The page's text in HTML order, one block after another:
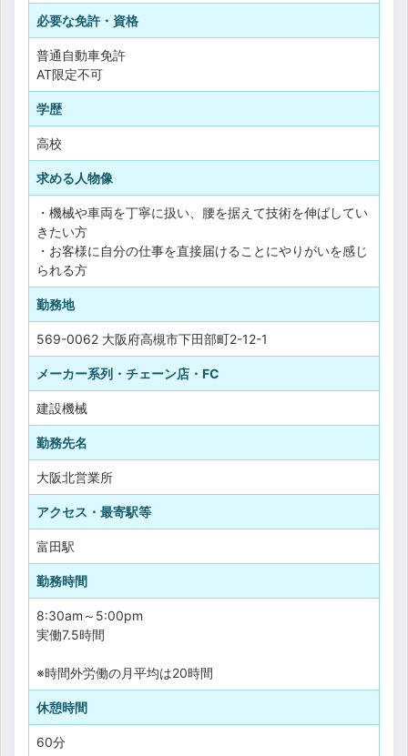
必要な免許・資格
普通自動車免許
AT限定不可
学歴
高校
求める人物像
・機械や車両を丁寧に扱い、腰を据えて技術を伸ばしてい
きたい方
・お客様に自分の仕事を直接届けることにやりがいを感じ
られる方
勤務地
569-0062 大阪府高槻市下田部町2-12-1
メーカー系列・チェーン店・FC
建設機械
勤務先名
大阪北営業所
アクセス・最寄駅等
富田駅
勤務時間
8:30am～5:00pm
実働7.5時間
※時間外労働の月平均は20時間
休憩時間
60分